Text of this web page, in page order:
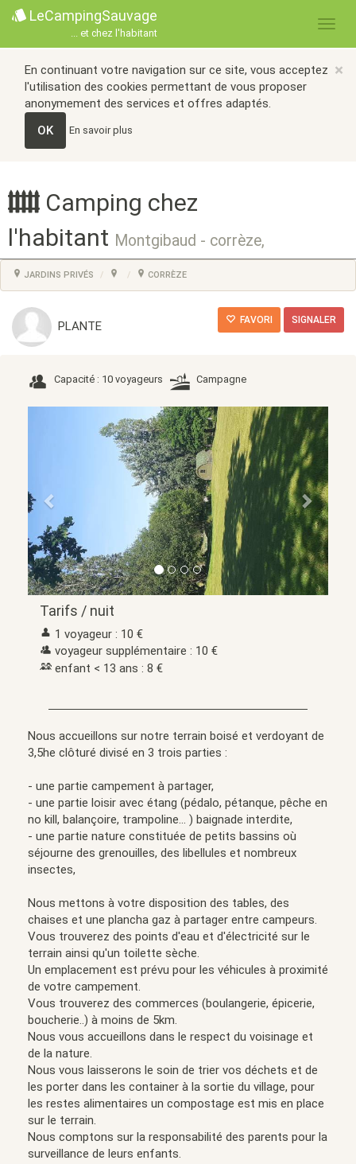
LeCampingSauvage
... et chez l'habitant
×
En continuant votre navigation sur ce site, vous acceptez
l'utilisation des cookies permettant de vous proposer
anonymement des services et offres adaptés.
OK
En savoir plus
Camping chez
l'habitant Montgibaud - corrèze,
JARDINS PRIVÉS CORRÈZE
PLANTE FAVORI SIGNALER
Capacité : 10 voyageurs Campagne
Précédent Suivant
Tarifs / nuit
1 voyageur : 10 €
voyageur supplémentaire : 10 €
enfant < 13 ans : 8 €
Nous accueillons sur notre terrain boisé et verdoyant de
3,5he clôturé divisé en 3 trois parties :
- une partie campement à partager,
- une partie loisir avec étang (pédalo, pétanque, pêche en
no kill, balançoire, trampoline... ) baignade interdite,
- une partie nature constituée de petits bassins où
séjourne des grenouilles, des libellules et nombreux
insectes,
Nous mettons à votre disposition des tables, des
chaises et une plancha gaz à partager entre campeurs.
Vous trouverez des points d'eau et d'électricité sur le
terrain ainsi qu'un toilette sèche.
Un emplacement est prévu pour les véhicules à proximité
de votre campement.
Vous trouverez des commerces (boulangerie, épicerie,
boucherie..) à moins de 5km.
Nous vous accueillons dans le respect du voisinage et
de la nature.
Nous vous laisserons le soin de trier vos déchets et de
les porter dans les container à la sortie du village, pour
les restes alimentaires un compostage est mis en place
sur le terrain.
Nous comptons sur la responsabilité des parents pour la
surveillance de leurs enfants.